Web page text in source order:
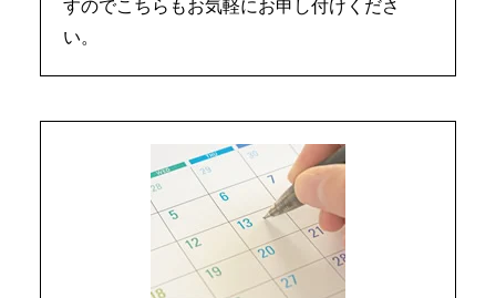
すのでこちらもお気軽にお申し付けくださ
い。